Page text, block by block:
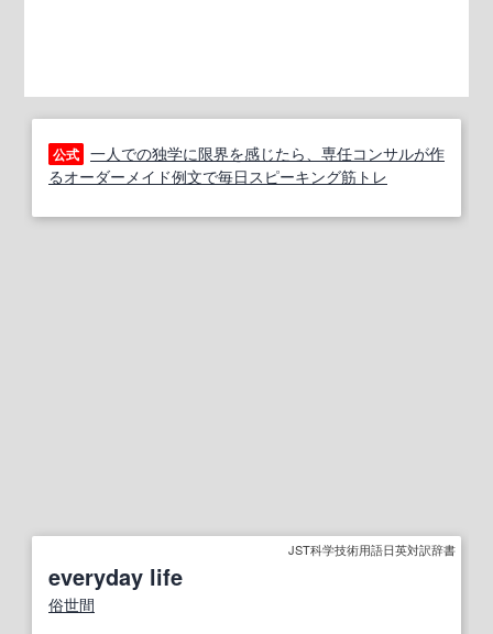
公式 一人での独学に限界を感じたら、専任コンサルが作
るオーダーメイド例文で毎日スピーキング筋トレ
JST科学技術用語日英対訳辞書
everyday life
俗世間